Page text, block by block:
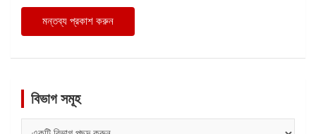
বিভাগ সমূহ